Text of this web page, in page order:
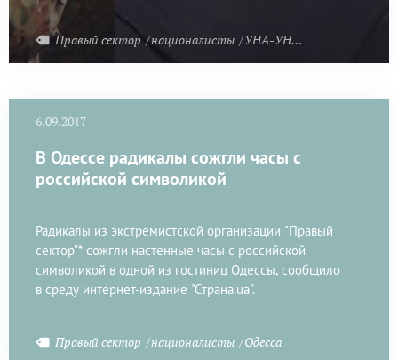
Правый сектор националисты УНА-УНСО
6.09.2017
В Одессе радикалы сожгли часы с
российской символикой
Радикалы из экстремистской организации "Правый
сектор"* сожгли настенные часы с российской
символикой в одной из гостиниц Одессы, сообщило
в среду интернет-издание "Страна.ua".
"Континенталь". Радикалы облили их горючим
Правый сектор националисты Одесса